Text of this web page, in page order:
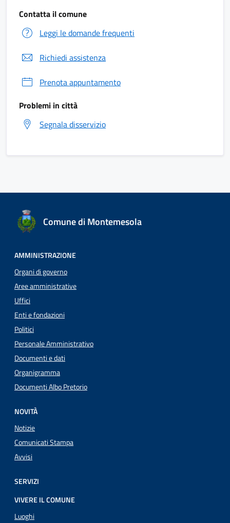
Contatta il comune
Leggi le domande frequenti
Richiedi assistenza
Prenota appuntamento
Problemi in città
Segnala disservizio
Comune di Montemesola
AMMINISTRAZIONE
Organi di governo
Aree amministrative
Uffici
Enti e fondazioni
Politici
Personale Amministrativo
Documenti e dati
Organigramma
Documenti Albo Pretorio
NOVITÀ
Notizie
Comunicati Stampa
Avvisi
SERVIZI
VIVERE IL COMUNE
Luoghi